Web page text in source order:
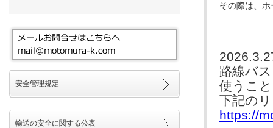
安全管理規定
輸送の安全に関する公表
その際は、
路線バ
使うこ
下記の
https://